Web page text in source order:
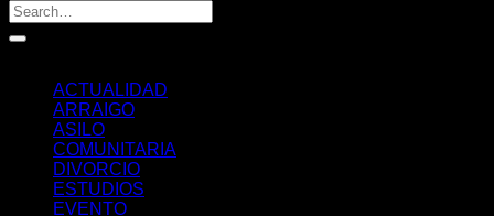
ACTUALIDAD
ARRAIGO
ASILO
COMUNITARIA
DIVORCIO
ESTUDIOS
EVENTO